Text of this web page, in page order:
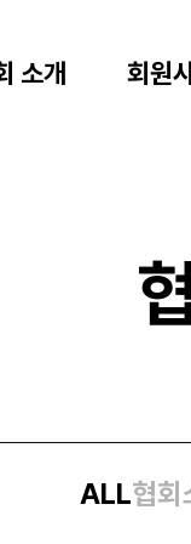
소개 회원
ALL협회